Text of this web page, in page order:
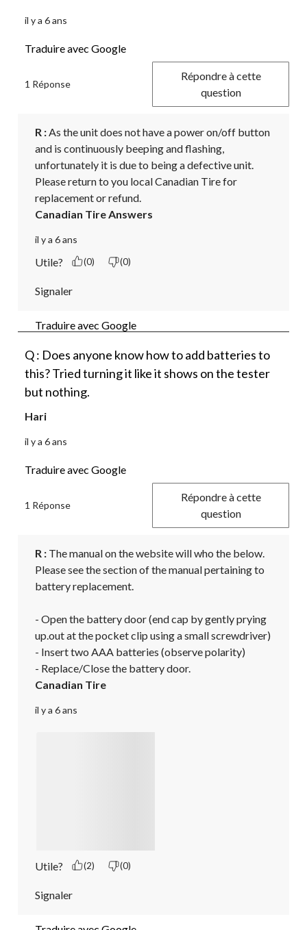
il y a 6 ans
Traduire avec Google
1 Réponse
Répondre à cette
question
R : As the unit does not have a power on/off button
and is continuously beeping and flashing,
unfortunately it is due to being a defective unit.
Please return to you local Canadian Tire for
replacement or refund.
Canadian Tire Answers
il y a 6 ans
Utile? (0) (0)
Signaler
Traduire avec Google
Q : Does anyone know how to add batteries to
this? Tried turning it like it shows on the tester
but nothing.
Hari
il y a 6 ans
Traduire avec Google
1 Réponse
Répondre à cette
question
R : The manual on the website will who the below.
Please see the section of the manual pertaining to
battery replacement.
- Open the battery door (end cap by gently prying
up.out at the pocket clip using a small screwdriver)
- Insert two AAA batteries (observe polarity)
- Replace/Close the battery door.
Canadian Tire
il y a 6 ans
Utile? (2) (0)
Signaler